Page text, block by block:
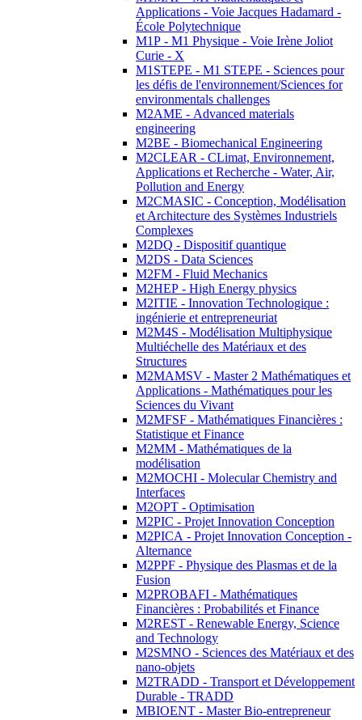
Applications - Voie Jacques Hadamard -
École Polytechnique
M1P - M1 Physique - Voie Irène Joliot
Curie - X
M1STEPE - M1 STEPE - Sciences pour
les défis de l'environnement/Sciences for
environmentals challenges
M2AME - Advanced materials
engineering
M2BE - Biomechanical Engineering
M2CLEAR - CLimat, Environnement,
Applications et Recherche - Water, Air,
Pollution and Energy
M2CMASIC - Conception, Modélisation
et Architecture des Systèmes Industriels
Complexes
M2DQ - Dispositif quantique
M2DS - Data Sciences
M2FM - Fluid Mechanics
M2HEP - High Energy physics
M2ITIE - Innovation Technologique :
ingénierie et entrepreneuriat
M2M4S - Modélisation Multiphysique
Multiéchelle des Matériaux et des
Structures
M2MAMSV - Master 2 Mathématiques et
Applications - Mathématiques pour les
Sciences du Vivant
M2MFSF - Mathématiques Financières :
Statistique et Finance
M2MM - Mathématiques de la
modélisation
M2MOCHI - Molecular Chemistry and
Interfaces
M2OPT - Optimisation
M2PIC - Projet Innovation Conception
M2PICA - Projet Innovation Conception -
Alternance
M2PPF - Physique des Plasmas et de la
Fusion
M2PROBAFI - Mathématiques
Financières : Probabilités et Finance
M2REST - Renewable Energy, Science
and Technology
M2SMNO - Sciences des Matériaux et des
nano-objets
M2TRADD - Transport et Développement
Durable - TRADD
MBIOENT - Master Bio-entrepreneur